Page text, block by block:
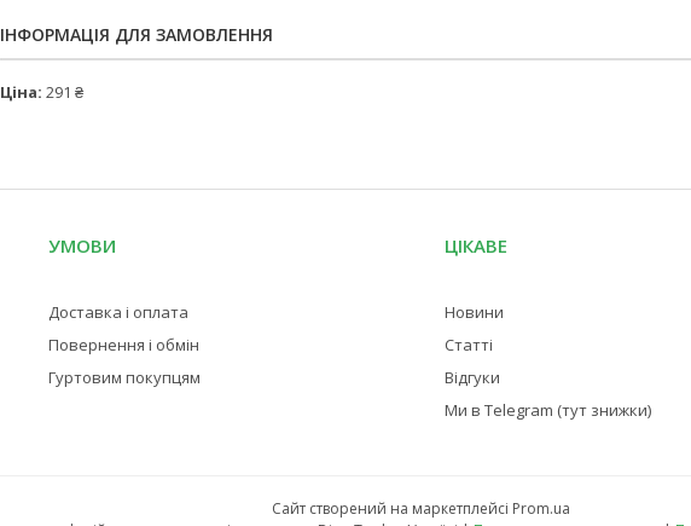
ІНФОРМАЦІЯ ДЛЯ ЗАМОВЛЕННЯ
Ціна: 291 ₴
УМОВИ
Доставка і оплата
Повернення і обмін
Гуртовим покупцям
ЦІКАВЕ
Новини
Статті
Відгуки
Ми в Telegram (тут знижки)
Сайт створений на маркетплейсі Prom.ua